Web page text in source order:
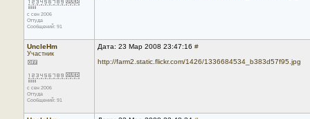
с сен 2006
Оттуда
Сообщений: 91
UncleHm
Участник
с сен 2006
Оттуда
Сообщений: 91
Дата: 23 Мар 2008 23:47:16 #
http://farm2.static.flickr.com/1426/1336684534_b383d57f95.jpg